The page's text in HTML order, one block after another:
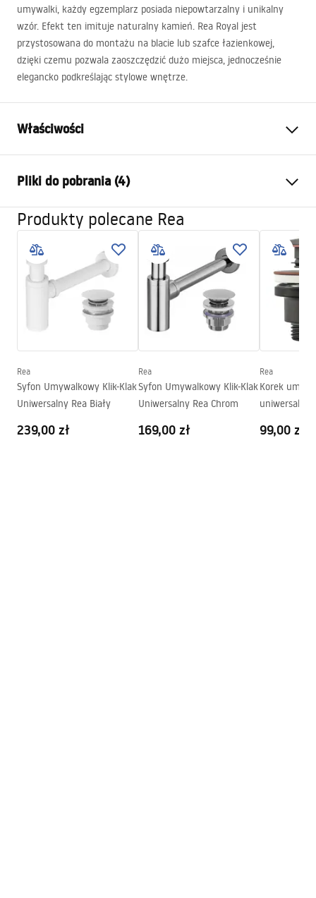
umywalki, każdy egzemplarz posiada niepowtarzalny i unikalny
wzór. Efekt ten imituje naturalny kamień. Rea Royal jest
przystosowana do montażu na blacie lub szafce łazienkowej,
dzięki czemu pozwala zaoszczędzić dużo miejsca, jednocześnie
elegancko podkreślając stylowe wnętrze.
Właściwości
Materiał:
Kolor:
Imitacja kamienia
Wykończenie:
Połysk
Długość:
625
Szerokość (mm):
360mm
Wysokość (mm):
160
Głębokość (mm):
Otwór na baterię:
Otwór przelewowy
Nie
Pliki do pobrania (4)
Instrukcja montażu
Karta produktu
UMYWALKA ROYAL GRANIT SHINY - NABLATOWA.pdf
Deklaracja Właściwości Użytkowych
ROYAL GRANIT SHINY Deklaracja.pdf
Warranty_Terms_and_Conditions_Basins_-_5.pdf
Produkty polecane Rea
Rea
Syfon Umywalkowy Klik-Klak
Uniwersalny Rea Biały
239,00 zł
Rea
Syfon Umywalkowy Klik-Klak
Uniwersalny Rea Chrom
169,00 zł
Rea
Korek
uniwersalny
99,00 zł